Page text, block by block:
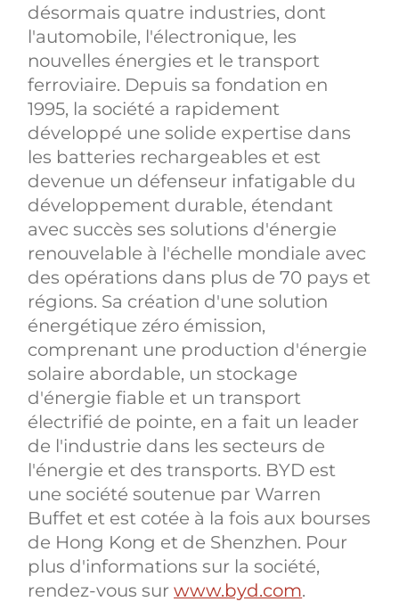
désormais quatre industries, dont
l'automobile, l'électronique, les
nouvelles énergies et le transport
ferroviaire. Depuis sa fondation en
1995, la société a rapidement
développé une solide expertise dans
les batteries rechargeables et est
devenue un défenseur infatigable du
développement durable, étendant
avec succès ses solutions d'énergie
renouvelable à l'échelle mondiale avec
des opérations dans plus de 70 pays et
régions. Sa création d'une solution
énergétique zéro émission,
comprenant une production d'énergie
solaire abordable, un stockage
d'énergie fiable et un transport
électrifié de pointe, en a fait un leader
de l'industrie dans les secteurs de
l'énergie et des transports. BYD est
une société soutenue par Warren
Buffet et est cotée à la fois aux bourses
de Hong Kong et de Shenzhen. Pour
plus d'informations sur la société,
rendez-vous surwww.byd.com.